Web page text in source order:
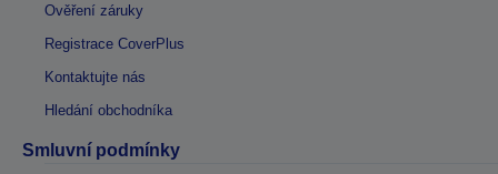
Ověření záruky
Registrace CoverPlus
Kontaktujte nás
Hledání obchodníka
Smluvní podmínky